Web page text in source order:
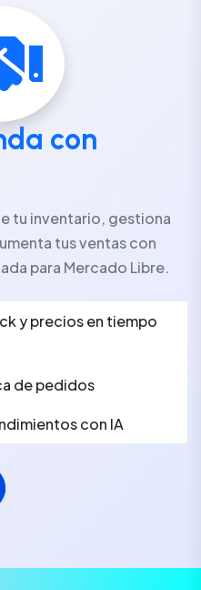
con
tu inventario, gestiona
tus ventas con
para Mercado Libre.
y precios en tiempo
de pedidos
con IA